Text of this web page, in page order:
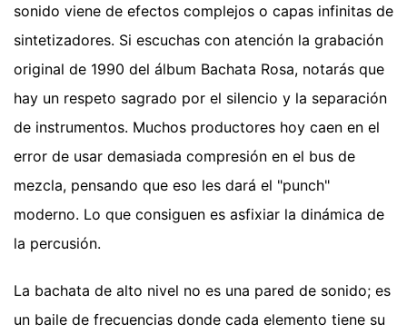
sonido viene de efectos complejos o capas infinitas de
sintetizadores. Si escuchas con atención la grabación
original de 1990 del álbum Bachata Rosa, notarás que
hay un respeto sagrado por el silencio y la separación
de instrumentos. Muchos productores hoy caen en el
error de usar demasiada compresión en el bus de
mezcla, pensando que eso les dará el "punch"
moderno. Lo que consiguen es asfixiar la dinámica de
la percusión.
La bachata de alto nivel no es una pared de sonido; es
un baile de frecuencias donde cada elemento tiene su